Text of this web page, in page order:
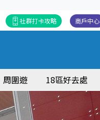
商戶中心
社群打卡攻略
周圍遊 18區好去處